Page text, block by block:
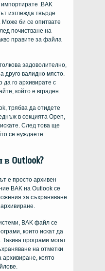
.BAK
изглежда твърде
би се опитвате
почистване на
правите за файла
задоволително,
друго валидно място.
го архивирате с
който е вграден.
трябва да отидете
в секцията Open,
След това ще
се нуждаете.
Outlook?
е просто архивен
BAK на Outlook се
за съхраняване
BAK файл се
които искат да
програми могат
на отметки
архивиране, която